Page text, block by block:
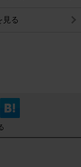
見る